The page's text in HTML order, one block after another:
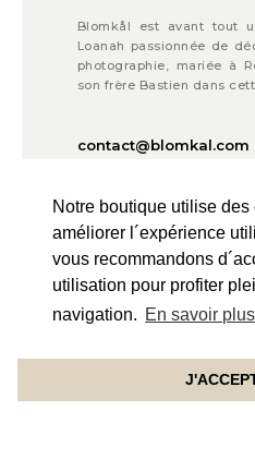
Notre boutique utilise
améliorer l´expérience
vous recommandons
utilisation pour profiter
navigation. En savoir plus
Blomkål est avant tout
Loanah passionnée de
photographie, mariée à
son frère Bastien dans
contact@blomkal.com
© 2021 BLOMKÅL
Credit Photos © C.K Mariot
Powered by
GW - Agence Web Bordeaux